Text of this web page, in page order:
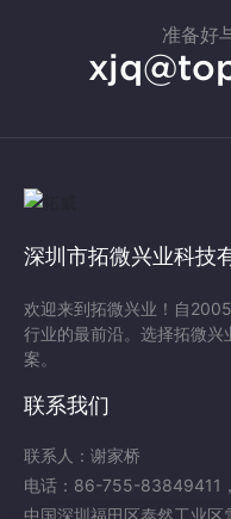
准备好
深圳市拓微兴业科技
欢迎来到拓微兴业！自
行业的最前沿。选择拓微
案。
联系我们
联系人：谢家桥
电话： 86-755-83849411 ，